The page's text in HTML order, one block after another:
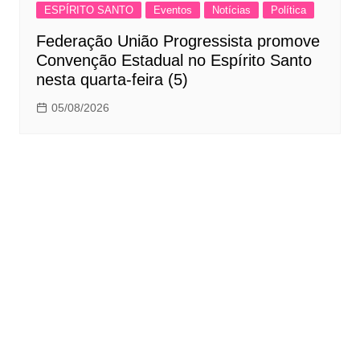
ESPÍRITO SANTO
Eventos Notícias Política
Federação União Progressista promove
Convenção Estadual no Espírito Santo
nesta quarta-feira (5)
05/08/2026